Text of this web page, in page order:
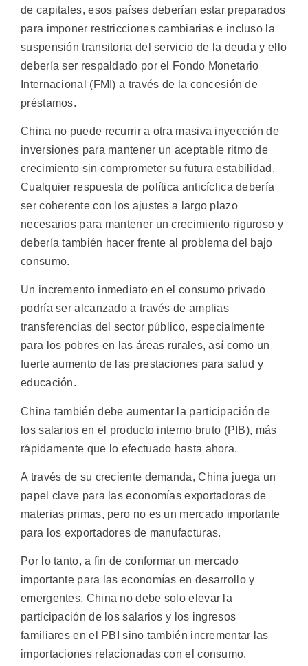
de capitales, esos países deberían estar preparados
para imponer restricciones cambiarias e incluso la
suspensión transitoria del servicio de la deuda y ello
debería ser respaldado por el Fondo Monetario
Internacional (FMI) a través de la concesión de
préstamos.
China no puede recurrir a otra masiva inyección de
inversiones para mantener un aceptable ritmo de
crecimiento sin comprometer su futura estabilidad.
Cualquier respuesta de política anticíclica debería
ser coherente con los ajustes a largo plazo
necesarios para mantener un crecimiento riguroso y
debería también hacer frente al problema del bajo
consumo.
Un incremento inmediato en el consumo privado
podría ser alcanzado a través de amplias
transferencias del sector público, especialmente
para los pobres en las áreas rurales, así como un
fuerte aumento de las prestaciones para salud y
educación.
China también debe aumentar la participación de
los salarios en el producto interno bruto (PIB), más
rápidamente que lo efectuado hasta ahora.
A través de su creciente demanda, China juega un
papel clave para las economías exportadoras de
materias primas, pero no es un mercado importante
para los exportadores de manufacturas.
Por lo tanto, a fin de conformar un mercado
importante para las economías en desarrollo y
emergentes, China no debe solo elevar la
participación de los salarios y los ingresos
familiares en el PBI sino también incrementar las
importaciones relacionadas con el consumo.